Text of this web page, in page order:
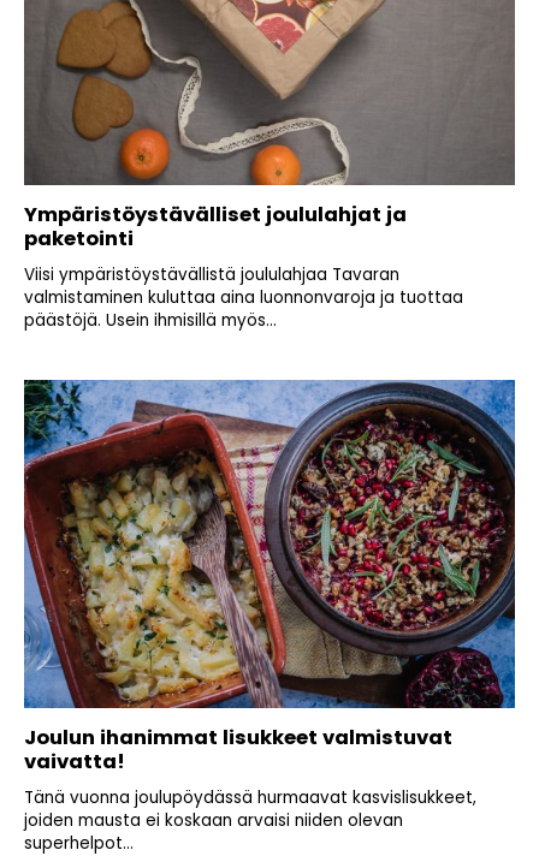
Ympäristöystävälliset joululahjat ja
paketointi
Viisi ympäristöystävällistä joululahjaa Tavaran
valmistaminen kuluttaa aina luonnonvaroja ja tuottaa
päästöjä. Usein ihmisillä myös...
Joulun ihanimmat lisukkeet valmistuvat
vaivatta!
Tänä vuonna joulupöydässä hurmaavat kasvislisukkeet,
joiden mausta ei koskaan arvaisi niiden olevan
superhelpot...